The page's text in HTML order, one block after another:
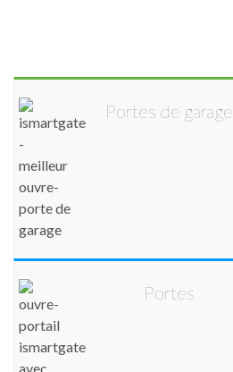
Portes de garage
Portes